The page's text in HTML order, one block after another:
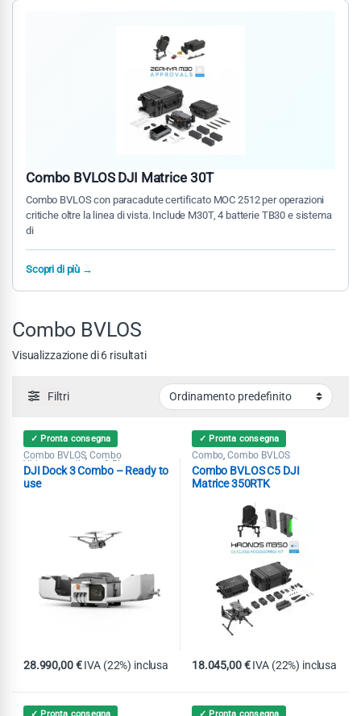
Combo BVLOS DJI Matrice 30T
Combo BVLOS con paracadute certificato MOC 2512 per operazioni
critiche oltre la linea di vista. Include M30T, 4 batterie TB30 e sistema
di
Scopri di più →
Combo BVLOS
Visualizzazione di 6 risultati
Filtri
✓ Pronta consegna
Combo BVLOS,Combo
Videosorveglianza & Ricerca
Dispersi,DJI Dock 3,Matrice 4D /
4DT,
DJI Dock 3 Combo – Ready to
use
28.990,00€ IVA (22%) inclusa
✓ Pronta consegna
Combo ,Combo BVLOS
Combo BVLOS C5 DJI
Matrice 350RTK
18.045,00€ IVA (22%) inclusa